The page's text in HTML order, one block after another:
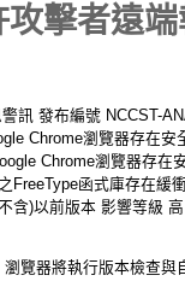
擊者遠
訊 發布編號 NCCST-
Chrome瀏覽器存在
Chrome瀏覽器存在
FreeType函式庫存在
含)以前版本 影響等級
覽器將執行版本檢查與